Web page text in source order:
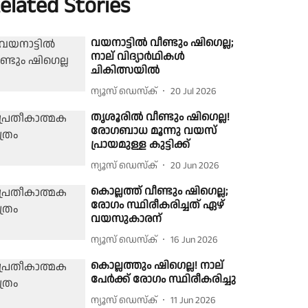
വയനാട്ടിൽ വീണ്ടും ഷിഗെല്ല;
നാല് വിദ്യാർഥികൾ
ചികിത്സയിൽ
ന്യൂസ് ഡെസ്ക് 20 Jul 2026
തൃശൂരിൽ വീണ്ടും ഷിഗെല്ല!
രോ​​ഗബാധ മൂന്നു വയസ്
പ്രായമുള്ള കുട്ടിക്ക്
ന്യൂസ് ഡെസ്ക് 20 Jun 2026
കൊല്ലത്ത് വീണ്ടും ഷിഗെല്ല;
രോഗം സ്ഥിരീകരിച്ചത് ഏഴ്
വയസുകാരന്
ന്യൂസ് ഡെസ്ക് 16 Jun 2026
കൊല്ലത്തും ഷിഗെല്ല! നാല്
പേർക്ക് രോഗം സ്ഥിരീകരിച്ചു
ന്യൂസ് ഡെസ്ക് 11 Jun 2026